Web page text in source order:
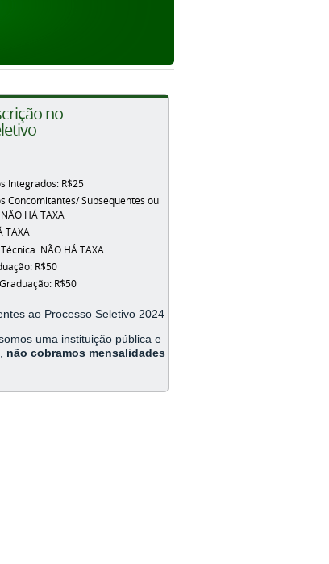
no
Integrados: R$25
Concomitantes/ Subsequentes ou
HÁ TAXA
TAXA
NÃO HÁ TAXA
R$50
R$50
ao Processo Seletivo 2024
uma instituição pública e
não cobramos mensalidades